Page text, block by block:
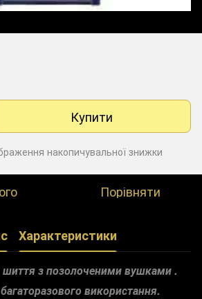
Купити
накопичувальної знижки
Порівняти
Характеристики
шиття з позолоченими вушками .
використання.